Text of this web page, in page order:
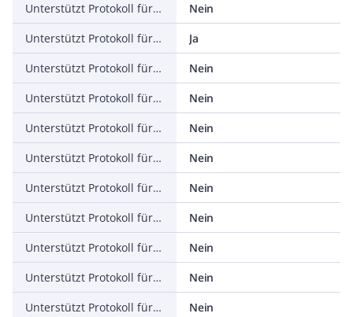
Unterstützt Protokoll für TCP/IP
Nein
Unterstützt Protokoll für PROFIBUS
Ja
Unterstützt Protokoll für CAN
Nein
Unterstützt Protokoll für INTERBUS
Nein
Unterstützt Protokoll für ASI
Nein
Unterstützt Protokoll für KNX
Nein
Unterstützt Protokoll für Modbus
Nein
Unterstützt Protokoll für Data-Highway
Nein
Unterstützt Protokoll für DeviceNet
Nein
Unterstützt Protokoll für SUCONET
Nein
Unterstützt Protokoll für LON
Nein